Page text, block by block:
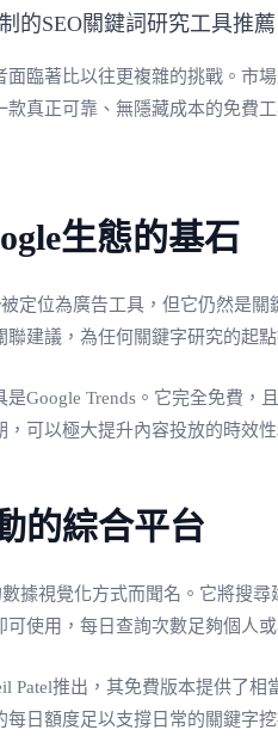
面臨著比以往更複雜的挑戰。市
款真正可靠、無隱藏成本的免費
生態的基石
定位為廣告工具，但它仍然是
建議，為任何關鍵字研究的起
Google Trends。它完全免費
可以極大提升內容投放的時效
的綜合平台
數據視覺化方式而聞名。它將搜
使用，每日查詢次數足夠個人
Patel推出，其免費版本提供了
日額度足以支撐日常的關鍵字